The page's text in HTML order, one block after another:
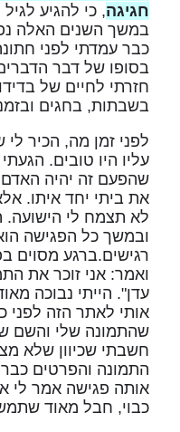
חגיגה, כי להגיע
במשך השנים האלה
כבר עמדתי לפני
בסופו של דבר
חזרתי לחיים של
בשבתות, בחגים
לפני זמן מה, הכיר
עליו היו טובים.
שהפעם זה יהיה האדם
את ביתי יחד איתו.
לא תצמח לי הישועה.
ובמשך כל הפגישה
רגישים.ברגע מסוים
ואמר: אני זוכר את
עדן". הייתי נבוכה
אותי לאתר הזה לפני
שהתמונה שלי והשם
חשבתי שכיוון שלא
התמונה והפרטים
אותה פגישה אמר לי
כבוי, חבל מאוד